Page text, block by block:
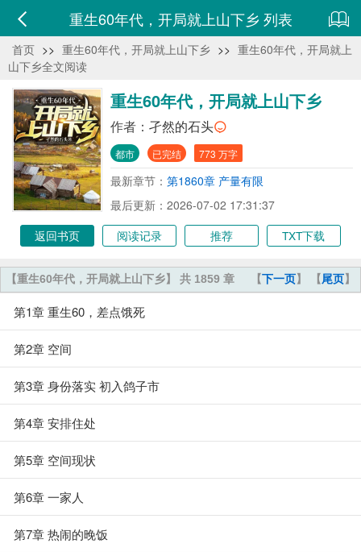
重生60年代，开局就上山下乡 列表
首页 >> 重生60年代，开局就上山下乡 >> 重生60年代，开局就上
山下乡全文阅读
重生60年代，开局就上山下乡
作者： 孑然的石头
都市 已完结 773 万字
最新章节： 第1860章 产量有限
最后更新：2026-07-02 17:31:37
返回书页
阅读记录 推荐 TXT下载
【下一页】 【尾页】
【重生60年代，开局就上山下乡】 共 1859 章
第1章 重生60，差点饿死
第2章 空间
第3章 身份落实 初入鸽子市
第4章 安排住处
第5章 空间现状
第6章 一家人
第7章 热闹的晚饭